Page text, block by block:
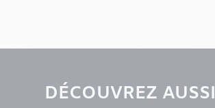
DÉCOUVREZ AUSSI